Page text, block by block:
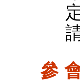
參